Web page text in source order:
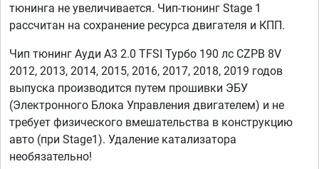
тюнинга не увеличивается. Чип-тюнинг Stage 1
рассчитан на сохранение ресурса двигателя и КПП.
Чип тюнинг Ауди А3 2.0 TFSI Турбо 190 лс CZPB 8V
2012, 2013, 2014, 2015, 2016, 2017, 2018, 2019 годов
выпуска производится путем прошивки ЭБУ
(Электронного Блока Управления двигателем) и не
требует физического вмешательства в конструкцию
авто (при Stage1). Удаление катализатора
необязательно!